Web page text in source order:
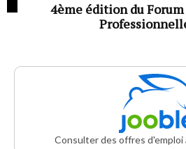
4ème édition du
Consulter des offres d'emploi